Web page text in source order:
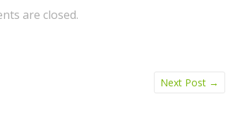
are closed.
Next Post →